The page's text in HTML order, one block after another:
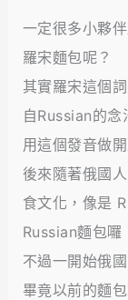
一定很多小夥
羅宋麵包呢？
其實羅宋這個
自Russian的
用這個發音做開
後來隨著俄國
食文化，像是
Russian麵包囉
不過一開始俄
畢竟以前的麵